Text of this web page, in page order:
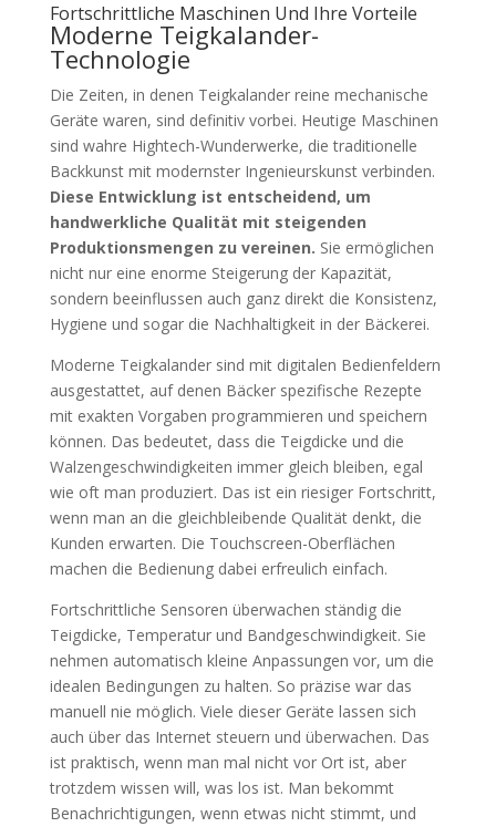
Fortschrittliche Maschinen Und Ihre Vorteile
Moderne Teigkalander-
Technologie
Die Zeiten, in denen Teigkalander reine mechanische
Geräte waren, sind definitiv vorbei. Heutige Maschinen
sind wahre Hightech-Wunderwerke, die traditionelle
Backkunst mit modernster Ingenieurskunst verbinden.
Diese Entwicklung ist entscheidend, um
handwerkliche Qualität mit steigenden
Produktionsmengen zu vereinen. Sie ermöglichen
nicht nur eine enorme Steigerung der Kapazität,
sondern beeinflussen auch ganz direkt die Konsistenz,
Hygiene und sogar die Nachhaltigkeit in der Bäckerei.
Moderne Teigkalander sind mit digitalen Bedienfeldern
ausgestattet, auf denen Bäcker spezifische Rezepte
mit exakten Vorgaben programmieren und speichern
können. Das bedeutet, dass die Teigdicke und die
Walzengeschwindigkeiten immer gleich bleiben, egal
wie oft man produziert. Das ist ein riesiger Fortschritt,
wenn man an die gleichbleibende Qualität denkt, die
Kunden erwarten. Die Touchscreen-Oberflächen
machen die Bedienung dabei erfreulich einfach.
Fortschrittliche Sensoren überwachen ständig die
Teigdicke, Temperatur und Bandgeschwindigkeit. Sie
nehmen automatisch kleine Anpassungen vor, um die
idealen Bedingungen zu halten. So präzise war das
manuell nie möglich. Viele dieser Geräte lassen sich
auch über das Internet steuern und überwachen. Das
ist praktisch, wenn man mal nicht vor Ort ist, aber
trotzdem wissen will, was los ist. Man bekommt
Benachrichtigungen, wenn etwas nicht stimmt, und